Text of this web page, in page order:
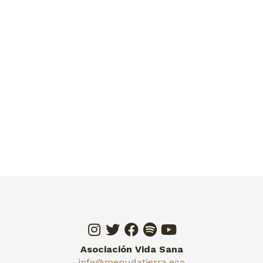
Asociación Vida Sana